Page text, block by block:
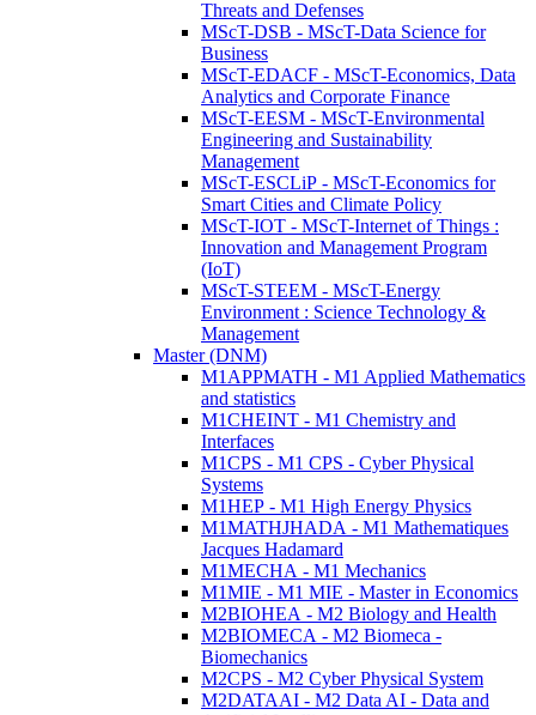
Threats and Defenses
MScT-DSB - MScT-Data Science for
Business
MScT-EDACF - MScT-Economics, Data
Analytics and Corporate Finance
MScT-EESM - MScT-Environmental
Engineering and Sustainability
Management
MScT-ESCLiP - MScT-Economics for
Smart Cities and Climate Policy
MScT-IOT - MScT-Internet of Things :
Innovation and Management Program
(IoT)
MScT-STEEM - MScT-Energy
Environment : Science Technology &
Management
Master (DNM)
M1APPMATH - M1 Applied Mathematics
and statistics
M1CHEINT - M1 Chemistry and
Interfaces
M1CPS - M1 CPS - Cyber Physical
Systems
M1HEP - M1 High Energy Physics
M1MATHJHADA - M1 Mathematiques
Jacques Hadamard
M1MECHA - M1 Mechanics
M1MIE - M1 MIE - Master in Economics
M2BIOHEA - M2 Biology and Health
M2BIOMECA - M2 Biomeca -
Biomechanics
M2CPS - M2 Cyber Physical System
M2DATAAI - M2 Data AI - Data and